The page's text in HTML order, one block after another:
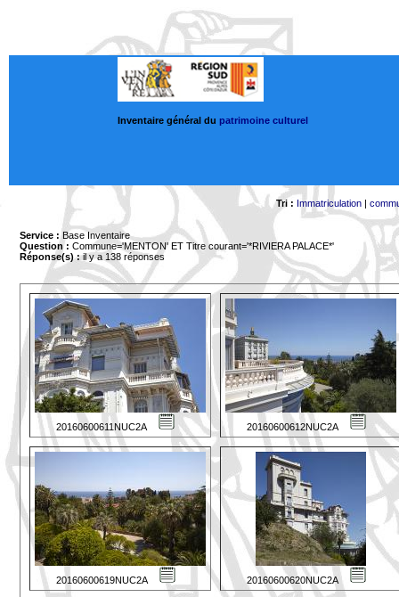
Inventaire général du patrimoine culturel
Tri : Immatriculation|
Service : Base Inventaire
Question : Commune='MENTON' ET Titre courant='*RIVIERA PALACE*'
Réponse(s) :il y a 138 réponses
20160600611NUC2A 20160600612NUC2A
20160600619NUC2A 20160600620NUC2A